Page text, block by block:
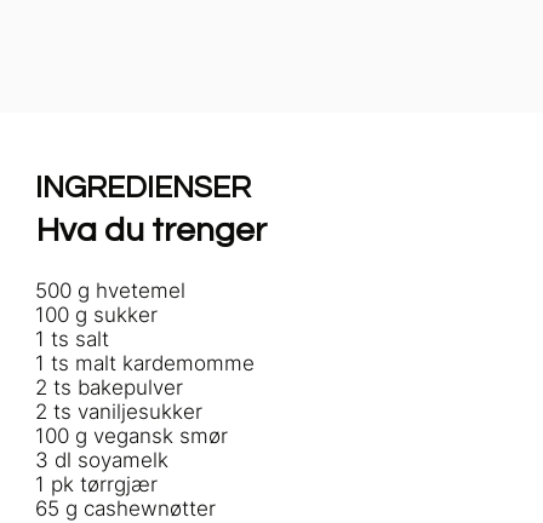
500 g hvetemel
100 g sukker
1 ts salt
1 ts malt kardemomme
2 ts bakepulver
2 ts vaniljesukker
100 g vegansk smør
3 dl soyamelk
1 pk tørrgjær
65 g cashewnøtter
INGREDIENSER
Hva du trenger